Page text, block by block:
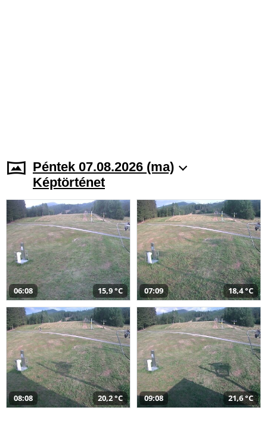
Péntek 07.08.2026 (ma)
Képtörténet
06:08 15,9 °C 07:09 18,4 °C
08:08 20,2 °C 09:08 21,6 °C